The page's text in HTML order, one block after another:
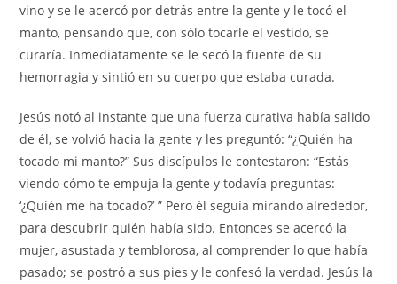
vino y se le acercó por detrás entre la gente y le tocó el
manto, pensando que, con sólo tocarle el vestido, se
curaría. Inmediatamente se le secó la fuente de su
hemorragia y sintió en su cuerpo que estaba curada.
Jesús notó al instante que una fuerza curativa había salido
de él, se volvió hacia la gente y les preguntó: “¿Quién ha
tocado mi manto?” Sus discípulos le contestaron: “Estás
viendo cómo te empuja la gente y todavía preguntas:
‘¿Quién me ha tocado?’ ” Pero él seguía mirando alrededor,
para descubrir quién había sido. Entonces se acercó la
mujer, asustada y temblorosa, al comprender lo que había
pasado; se postró a sus pies y le confesó la verdad. Jesús la